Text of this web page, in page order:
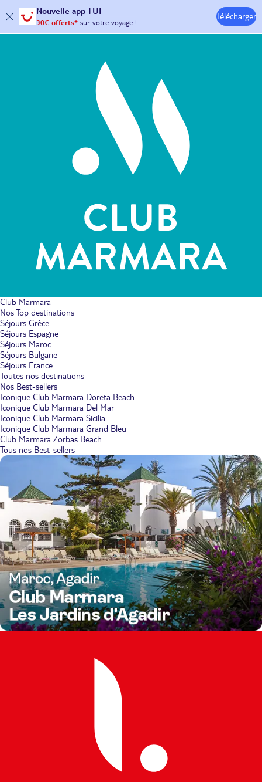
Nouvelle app TUI
30€ offerts*sur votre voyage !
avec le code :HAPPYAPP
Télécharger
Hôtels & Clubs
Club Marmara
Nos Top destinations
Séjours Grèce
Séjours Espagne
Séjours Maroc
Séjours Bulgarie
Séjours France
Toutes nos destinations
Nos Best-sellers
Iconique Club Marmara Doreta Beach
Iconique Club Marmara Del Mar
Iconique Club Marmara Sicilia
Iconique Club Marmara Grand Bleu
Club Marmara Zorbas Beach
Tous nos Best-sellers